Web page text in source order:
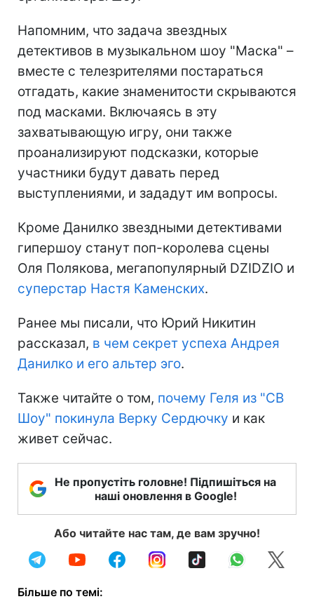
Напомним, что задача звездных
детективов в музыкальном шоу "Маска" –
вместе с телезрителями постараться
отгадать, какие знаменитости скрываются
под масками. Включаясь в эту
захватывающую игру, они также
проанализируют подсказки, которые
участники будут давать перед
выступлениями, и зададут им вопросы.
Кроме Данилко звездными детективами
гипершоу станут поп-королева сцены
Оля Полякова, мегапопулярный DZIDZIO и
суперстар Настя Каменских.
Ранее мы писали, что Юрий Никитин
рассказал, в чем секрет успеха Андрея
Данилко и его альтер эго.
Также читайте о том, почему Геля из "СВ
Шоу" покинула Верку Сердючку и как
живет сейчас.
Не пропустіть головне! Підпишіться на
наші оновлення в Google!
Або читайте нас там, де вам зручно!
Більше по темі: